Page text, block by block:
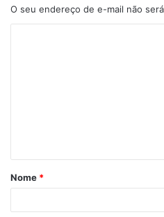
O seu endereço de e-mail não
Nome *